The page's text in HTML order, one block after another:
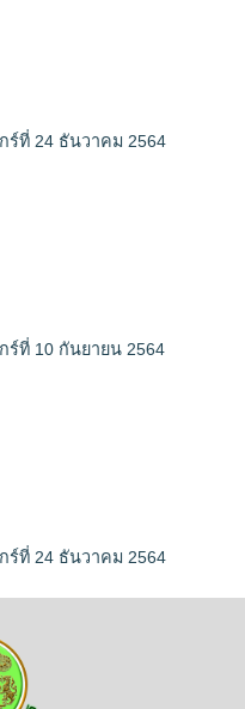
ที่ 24 ธันวาคม 2564
ที่ 10 กันยายน 2564
ที่ 24 ธันวาคม 2564